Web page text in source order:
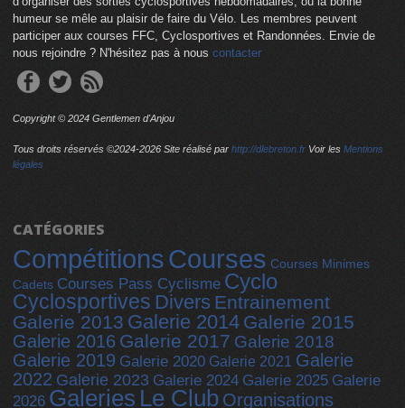
humeur se mêle au plaisir de faire du Vélo. Les membres peuvent
participer aux courses FFC, Cyclosportives et Randonnées. Envie de
nous rejoindre ? N'hésitez pas à nous contacter
Copyright © 2024 Gentlemen d'Anjou
Tous droits réservés ©2024-2026 Site réalisé par http://dlebreton.fr Voir les Mentions
légales
CATÉGORIES
CompétitionsCourses Courses Minimes
Cadets Courses Pass Cyclisme Cyclo
Cyclosportives Divers Entrainement
Galerie 2013 Galerie 2014 Galerie 2015
Galerie 2016 Galerie 2017 Galerie 2018
Galerie 2019 Galerie 2020 Galerie 2021 Galerie
2022 Galerie 2023 Galerie 2024 Galerie 2025 Galerie
2026 Galeries Le Club Organisations